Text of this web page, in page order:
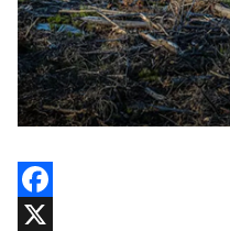
Facebook